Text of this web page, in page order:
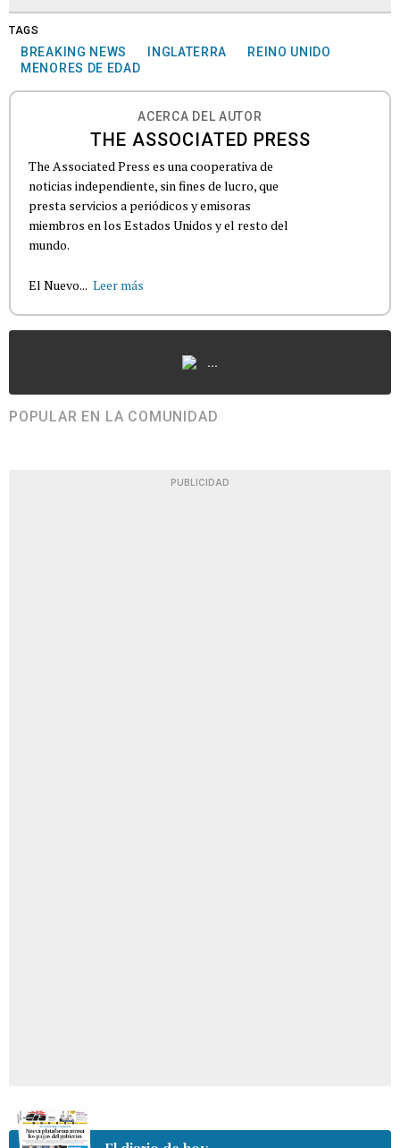
TAGS
BREAKING NEWS INGLATERRA
REINO UNIDO
MENORES DE EDAD
ACERCA DEL AUTOR
THE ASSOCIATED PRESS
The Associated Press es una cooperativa de
noticias independiente, sin fines de lucro, que
presta servicios a periódicos y emisoras
miembros en los Estados Unidos y el resto del
mundo.
El Nuevo... Leer más
...
POPULAR EN LA COMUNIDAD
PUBLICIDAD